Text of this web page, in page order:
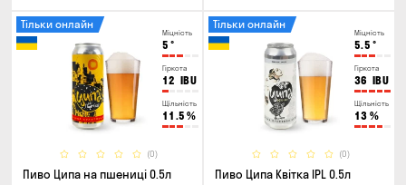
Міцність
5 °
Гіркота
12 IBU
Щільність
11.5 %
(0)
Тільки онлайн
Пиво Ципа на пшениці 0.5л
Міцність
5.5 °
Гіркота
36 IBU
Щільність
13 %
(0)
Тільки онлайн
Пиво Ципа Квітка IPL 0.5л